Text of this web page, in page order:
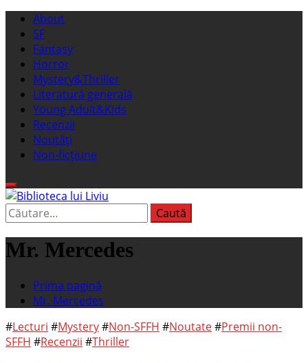
Sari
conținut
Meniu
principal
About
SF
Fantasy
Horror
Mystery&Thriller
Literatură generală
Young Adult&Kids
Recenzii
Noutăți
Non-ficțiune
Biblioteca lui Liviu
Fostul blog FanSF
Caută
după:
Mr. Mercedes
Prima pagină
Mr. Mercedes
#Lecturi #Mystery#Non-SFFH #Noutate#Premii non-
SFFH #Recenzii #Thriller